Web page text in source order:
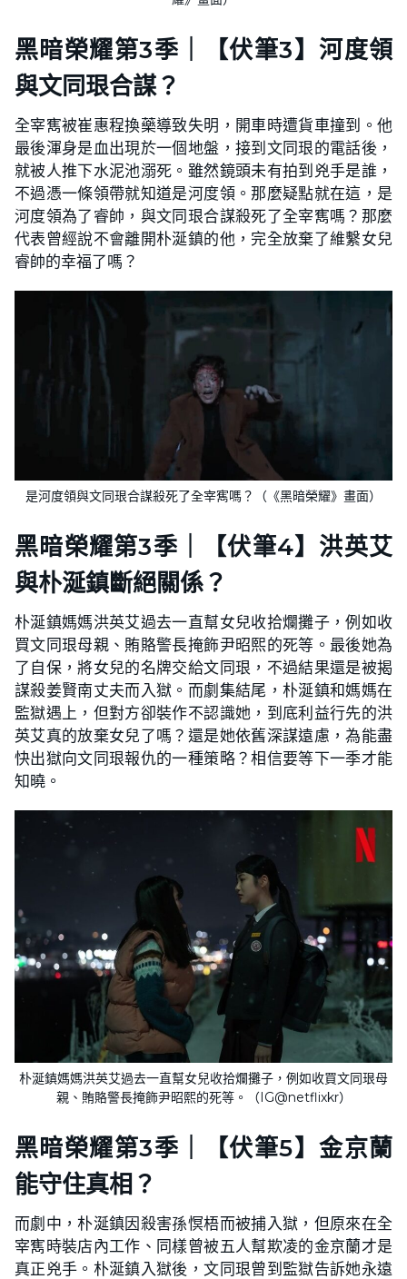
黑暗榮耀第3季｜【伏筆3】河度領
與文同珢合謀？
全宰寯被崔惠程換藥導致失明，開車時遭貨車撞到。他
最後渾身是血出現於一個地盤，接到文同珢的電話後，
就被人推下水泥池溺死。雖然鏡頭未有拍到兇手是誰，
不過憑一條領帶就知道是河度領。那麼疑點就在這，是
河度領為了睿帥，與文同珢合謀殺死了全宰寯嗎？那麼
代表曾經說不會離開朴涎鎮的他，完全放棄了維繫女兒
睿帥的幸福了嗎？
是河度領與文同珢合謀殺死了全宰寯嗎？（《黑暗榮耀》畫面）
黑暗榮耀第3季｜【伏筆4】洪英艾
與朴涎鎮斷絕關係？
朴涎鎮媽媽洪英艾過去一直幫女兒收拾爛攤子，例如收
買文同珢母親、賄賂警長掩飾尹昭熙的死等。最後她為
了自保，將女兒的名牌交給文同珢，不過結果還是被揭
謀殺姜賢南丈夫而入獄。而劇集結尾，朴涎鎮和媽媽在
監獄遇上，但對方卻裝作不認識她，到底利益行先的洪
英艾真的放棄女兒了嗎？還是她依舊深謀遠慮，為能盡
快出獄向文同珢報仇的一種策略？相信要等下一季才能
知曉。
朴涎鎮媽媽洪英艾過去一直幫女兒收拾爛攤子，例如收買文同珢母
親、賄賂警長掩飾尹昭熙的死等。（IG@netflixkr）
黑暗榮耀第3季｜【伏筆5】金京蘭
能守住真相？
而劇中，朴涎鎮因殺害孫慏梧而被捕入獄，但原來在全
宰寯時裝店內工作、同樣曾被五人幫欺凌的金京蘭才是
真正兇手。朴涎鎮入獄後，文同珢曾到監獄告訴她永遠